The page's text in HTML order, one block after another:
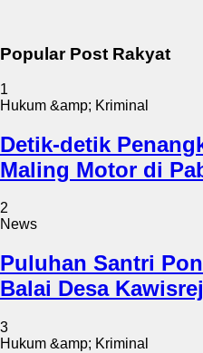
Popular Post Rakyat
1
Hukum &amp; Kriminal
Detik-detik
Maling Motor di
2
News
Puluhan Santri
Balai Desa
3
Hukum &amp; Kriminal